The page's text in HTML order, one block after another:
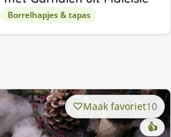
Borrelhapjes & tapas
Maak favoriet10
👍